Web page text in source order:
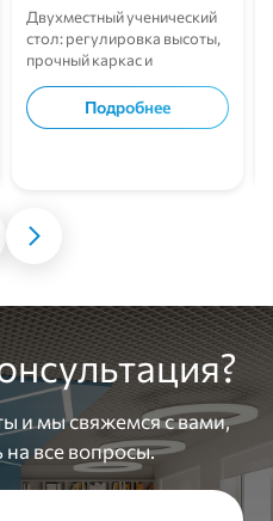
Двухместный ученический
стол: регулировка высоты,
прочный каркас и
Подробнее
и мы свяжемся с вами,
на все вопросы.